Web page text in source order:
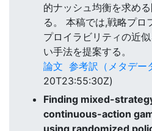
的ナッシュ均衡を求め
る。 本稿では,戦略プロ
プロイラビリティの近
い手法を提案する。
論文 参考訳（メタデー
20T23:55:30Z)
Finding mixed-
continuous-action